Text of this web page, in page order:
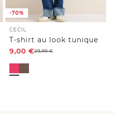
-70%
CECIL
T-shirt au look tunique
9,00 €29,99€